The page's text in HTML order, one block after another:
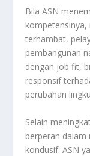
Bila ASN
kompetensinya,
terhambat,
pembangunan
dengan job fit,
responsif
perubahan
Selain
berperan dalam
kondusif. ASN